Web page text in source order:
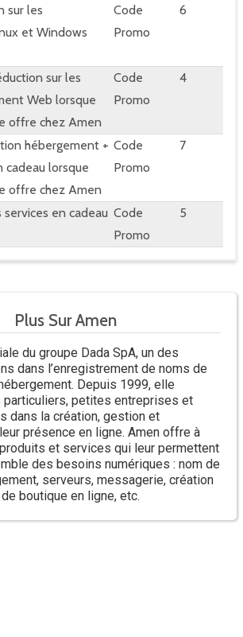
sur les
et Windows
Code
Promo
6
sur les
Web lorsque
offre chez Amen
Code
Promo
4
hébergement +
cadeau lorsque
offre chez Amen
Code
Promo
7
services en cadeau Code
Promo
5
Plus Sur Amen
du groupe Dada SpA, un des
dans l’enregistrement de noms de
Depuis 1999, elle
particuliers, petites entreprises et
dans la création, gestion et
présence en ligne. Amen offre à
et services qui leur permettent
des besoins numériques : nom de
serveurs, messagerie, création
boutique en ligne, etc.